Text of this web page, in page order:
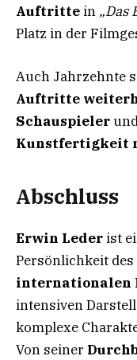
Auftritte in „Das
Platz in der
Auch Jahrzehnte
Auftritte
Schauspieler
Kunstfertigkeit
Abschluss
Erwin Leder ist
Persönlichkeit des
internationalen
intensiven
komplexe
Von seiner